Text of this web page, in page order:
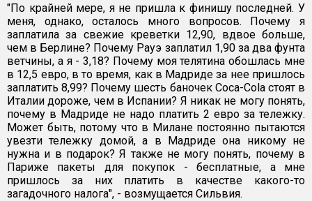
"По крайней мере, я не пришла к финишу последней. У
меня, однако, осталось много вопросов. Почему я
заплатила за свежие креветки 12,90, вдвое больше,
чем в Берлине? Почему Рауэ заплатил 1,90 за два фунта
ветчины, а я - 3,18? Почему моя телятина обошлась мне
в 12,5 евро, в то время, как в Мадриде за нее пришлось
заплатить 8,99? Почему шесть баночек Coca-Cola стоят в
Италии дороже, чем в Испании? Я никак не могу понять,
почему в Мадриде не надо платить 2 евро за тележку.
Может быть, потому что в Милане постоянно пытаются
увезти тележку домой, а в Мадриде она никому не
нужна и в подарок? Я также не могу понять, почему в
Париже пакеты для покупок - бесплатные, а мне
пришлось за них платить в качестве какого-то
загадочного налога", - возмущается Сильвия.